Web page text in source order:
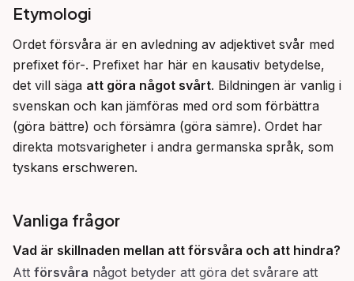
Etymologi
Ordet försvåra är en avledning av adjektivet svår med
prefixet för-. Prefixet har här en kausativ betydelse,
det vill säga att göra något svårt. Bildningen är vanlig i
svenskan och kan jämföras med ord som förbättra
(göra bättre) och försämra (göra sämre). Ordet har
direkta motsvarigheter i andra germanska språk, som
tyskans erschweren.
Vanliga frågor
Vad är skillnaden mellan att försvåra och att hindra?
Att försvåra något betyder att göra det svårare att